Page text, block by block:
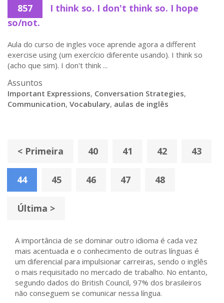
857
I think so. I don't think so. I hope
so/not.
Aula do curso de ingles voce aprende agora a different
exercise using (um exercício diferente usando). I think so
(acho que sim). I don't think ...
Assuntos
Important Expressions, Conversation Strategies,
Communication, Vocabulary, aulas de inglês
< Primeira 40 41 42 43
44 45 46 47 48
Última >
A importância de se dominar outro idioma é cada vez
mais acentuada e o conhecimento de outras línguas é
um diferencial para impulsionar carreiras, sendo o inglês
o mais requisitado no mercado de trabalho. No entanto,
segundo dados do British Council, 97% dos brasileiros
não conseguem se comunicar nessa língua.